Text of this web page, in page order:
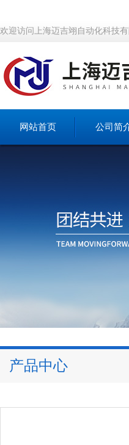
欢迎访问上海迈吉翊自动化科技
网站首页 公司简
产品中心